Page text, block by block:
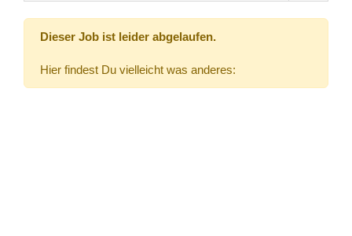
Dieser Job ist leider abgelaufen.
Hier findest Du vielleicht was anderes: